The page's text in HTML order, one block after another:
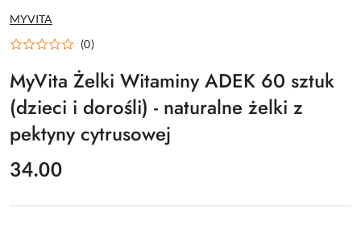
NAZWA
PRODUCENTA:
MYVITA
(0)
MyVita Żelki Witaminy ADEK 60 sztuk
(dzieci i dorośli) - naturalne żelki z
pektyny cytrusowej
cena:
34.00